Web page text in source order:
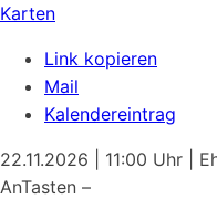
Karten
Link kopieren
Mail
Kalendereintrag
22.11.2026 | 11:00 Uhr
AnTasten –